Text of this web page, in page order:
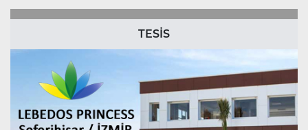
TESİS